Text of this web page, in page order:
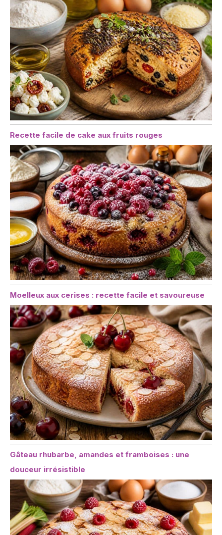
Recette facile de cake aux fruits rouges
Moelleux aux cerises : recette facile et savoureuse
Gâteau rhubarbe, amandes et framboises : une
douceur irrésistible